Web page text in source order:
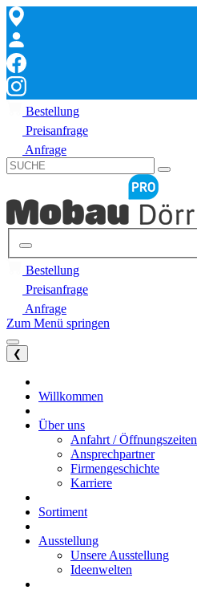
Bestellung
Preisanfrage
Anfrage
Bestellung
Preisanfrage
Anfrage
Zum Menü springen
❮
Willkommen
Über uns
Anfahrt / Öffnungszeiten
Ansprechpartner
Firmengeschichte
Karriere
Sortiment
Ausstellung
Unsere Ausstellung
Ideenwelten